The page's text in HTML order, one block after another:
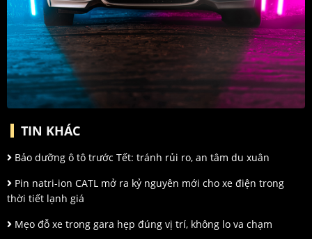
TIN KHÁC
Bảo dưỡng ô tô trước Tết: tránh rủi ro, an tâm du xuân
Pin natri-ion CATL mở ra kỷ nguyên mới cho xe điện trong
thời tiết lạnh giá
Mẹo đỗ xe trong gara hẹp đúng vị trí, không lo va chạm